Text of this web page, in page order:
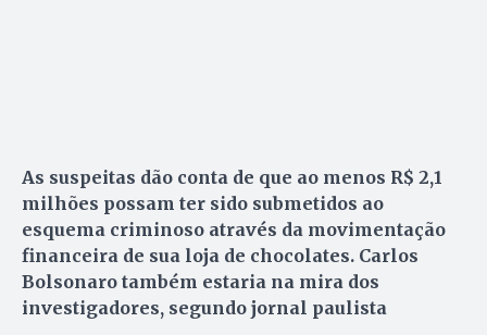
As suspeitas dão conta de que ao menos R$ 2,1
milhões possam ter sido submetidos ao
esquema criminoso através da movimentação
financeira de sua loja de chocolates. Carlos
Bolsonaro também estaria na mira dos
investigadores, segundo jornal paulista